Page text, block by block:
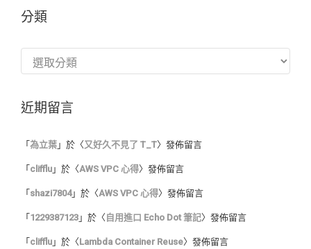
分類
近期留言
「 為立葉 」於〈又好久不見了 T_T〉發佈留言
「 clifflu 」於〈AWS VPC 心得〉發佈留言
「 shazi7804」於〈AWS VPC 心得〉發佈留言
「 1229387123 」於〈 自用進口 Echo Dot 筆記〉發佈留言
「 clifflu 」於〈Lambda Container Reuse〉發佈留言